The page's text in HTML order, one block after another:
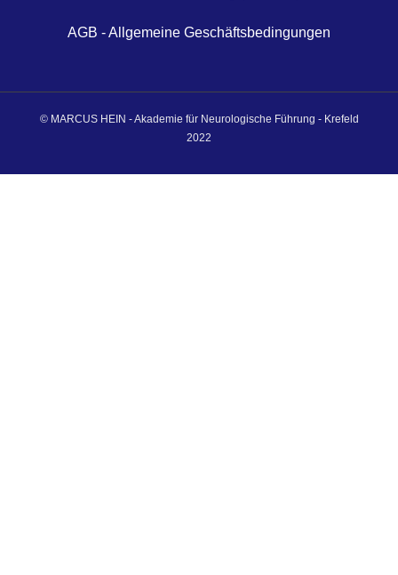
AGB - Allgemeine Geschäftsbedingungen
© MARCUS HEIN - Akademie für Neurologische Führung - Krefeld
2022